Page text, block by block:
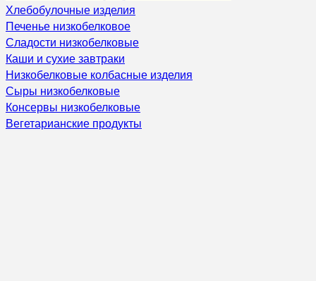
Хлебобулочные изделия
Печенье низкобелковое
Сладости низкобелковые
Каши и сухие завтраки
Низкобелковые колбасные изделия
Сыры низкобелковые
Консервы низкобелковые
Вегетарианские продукты